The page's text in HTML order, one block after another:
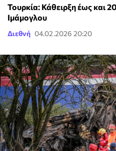
Τουρκία: Κάθειρξη έως και
Ιμάμογλου
Διεθνή 04.02.2026 20:20